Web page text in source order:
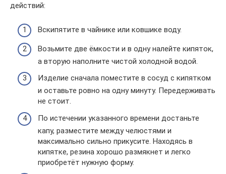
действий:
Вскипятите в чайнике или ковшике воду.
Возьмите две ёмкости и в одну налейте кипяток,
а вторую наполните чистой холодной водой.
Изделие сначала поместите в сосуд с кипятком
и оставьте ровно на одну минуту. Передерживать
не стоит.
По истечении указанного времени достаньте
капу, разместите между челюстями и
максимально сильно прикусите. Находясь в
кипятке, резина хорошо размякнет и легко
приобретёт нужную форму.